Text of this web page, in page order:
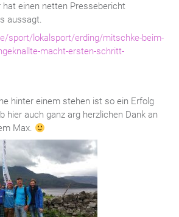
hat einen netten Pressebericht
aussagt.
sport/lokalsport/erding/mitschke-beim-
macht-ersten-schritt-
hinter einem stehen ist so ein Erfolg
hier auch ganz arg herzlichen Dank an
Max.